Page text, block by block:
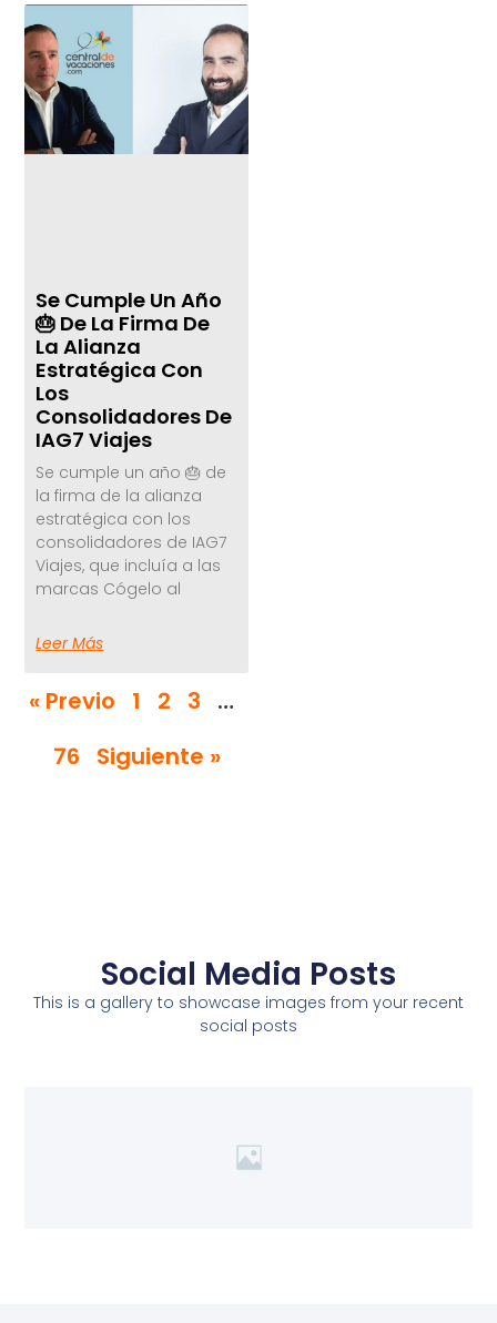
Se Cumple Un Año
🎂 De La Firma De
La Alianza
Estratégica Con
Los
Consolidadores De
IAG7 Viajes
Se cumple un año 🎂 de
la firma de la alianza
estratégica con los
consolidadores de IAG7
Viajes, que incluía a las
marcas Cógelo al
Leer Más
« Previo 1 2 3
…
76
Siguiente »
Social Media Posts
This is a gallery to showcase images from your recent
social posts